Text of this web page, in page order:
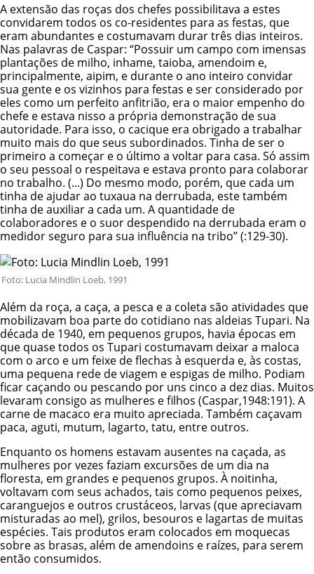
A extensão das roças dos chefes possibilitava a estes
convidarem todos os co-residentes para as festas, que
eram abundantes e costumavam durar três dias inteiros.
Nas palavras de Caspar: “Possuir um campo com imensas
plantações de milho, inhame, taioba, amendoim e,
principalmente, aipim, e durante o ano inteiro convidar
sua gente e os vizinhos para festas e ser considerado por
eles como um perfeito anfitrião, era o maior empenho do
chefe e estava nisso a própria demonstração de sua
autoridade. Para isso, o cacique era obrigado a trabalhar
muito mais do que seus subordinados. Tinha de ser o
primeiro a começar e o último a voltar para casa. Só assim
o seu pessoal o respeitava e estava pronto para colaborar
no trabalho. (...) Do mesmo modo, porém, que cada um
tinha de ajudar ao tuxaua na derrubada, este também
tinha de auxiliar a cada um. A quantidade de
colaboradores e o suor despendido na derrubada eram o
medidor seguro para sua influência na tribo” (:129-30).
Foto: Lucia Mindlin Loeb, 1991
Além da roça, a caça, a pesca e a coleta são atividades que
mobilizavam boa parte do cotidiano nas aldeias Tupari. Na
década de 1940, em pequenos grupos, havia épocas em
que quase todos os Tupari costumavam deixar a maloca
com o arco e um feixe de flechas à esquerda e, às costas,
uma pequena rede de viagem e espigas de milho. Podiam
ficar caçando ou pescando por uns cinco a dez dias. Muitos
levaram consigo as mulheres e filhos (Caspar,1948:191). A
carne de macaco era muito apreciada. Também caçavam
paca, aguti, mutum, lagarto, tatu, entre outros.
Enquanto os homens estavam ausentes na caçada, as
mulheres por vezes faziam excursões de um dia na
floresta, em grandes e pequenos grupos. À noitinha,
voltavam com seus achados, tais como pequenos peixes,
caranguejos e outros crustáceos, larvas (que apreciavam
misturadas ao mel), grilos, besouros e lagartas de muitas
espécies. Tais produtos eram colocados em moquecas
sobre as brasas, além de amendoins e raízes, para serem
então consumidos.